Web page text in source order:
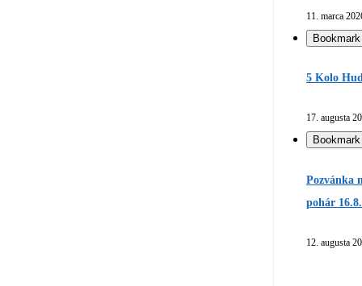
11. marca
Bookmark
5 Kolo
17. augusta
Bookmark
Pozvánka
pohár
12. augusta